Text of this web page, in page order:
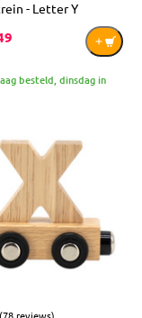
- Letter Y
besteld, dinsdag in